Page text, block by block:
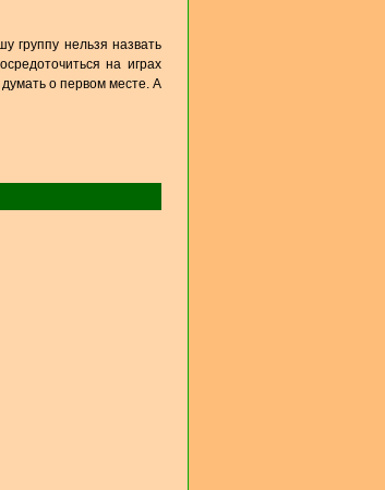
группу нельзя назвать
на играх
о первом месте. А